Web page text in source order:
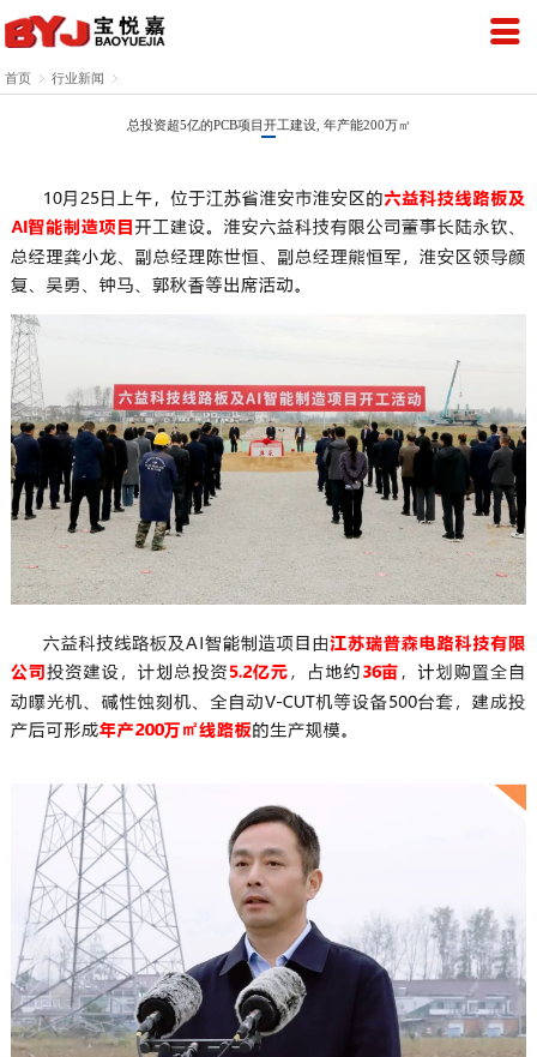
首页  行业新闻 
总投资超5亿的PCB项目开工建设, 年产能200万㎡